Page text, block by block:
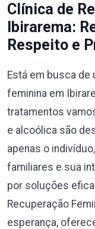
Clínica de
Ibirarema:
Respeito e
Está em busca
feminina em
tratamentos
e alcoólica são
apenas o
familiares e sua
por soluções
Recuperação
esperança,